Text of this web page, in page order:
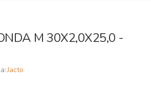
M 30X2,0X25,0 -
Jacto